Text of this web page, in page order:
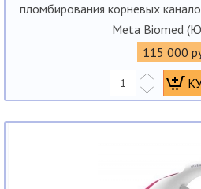
пломбирования корневых
Meta Biomed
115 000